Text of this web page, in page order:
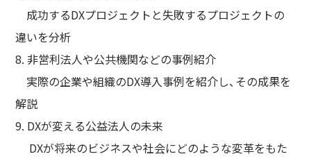
成功するDXプロジェクトと失敗するプロジェクトの
違いを分析
8. ⾮営利法⼈や公共機関などの事例紹介
実際の企業や組織のDX導⼊事例を紹介し、その成果を
解説
9. DXが変える公益法⼈の未来
DXが将来のビジネスや社会にどのような変革をもた